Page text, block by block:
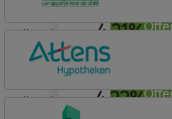
4,21%
lineair
4,22%
Argenta
Hypotheek
lineair
Attens Hypotheken